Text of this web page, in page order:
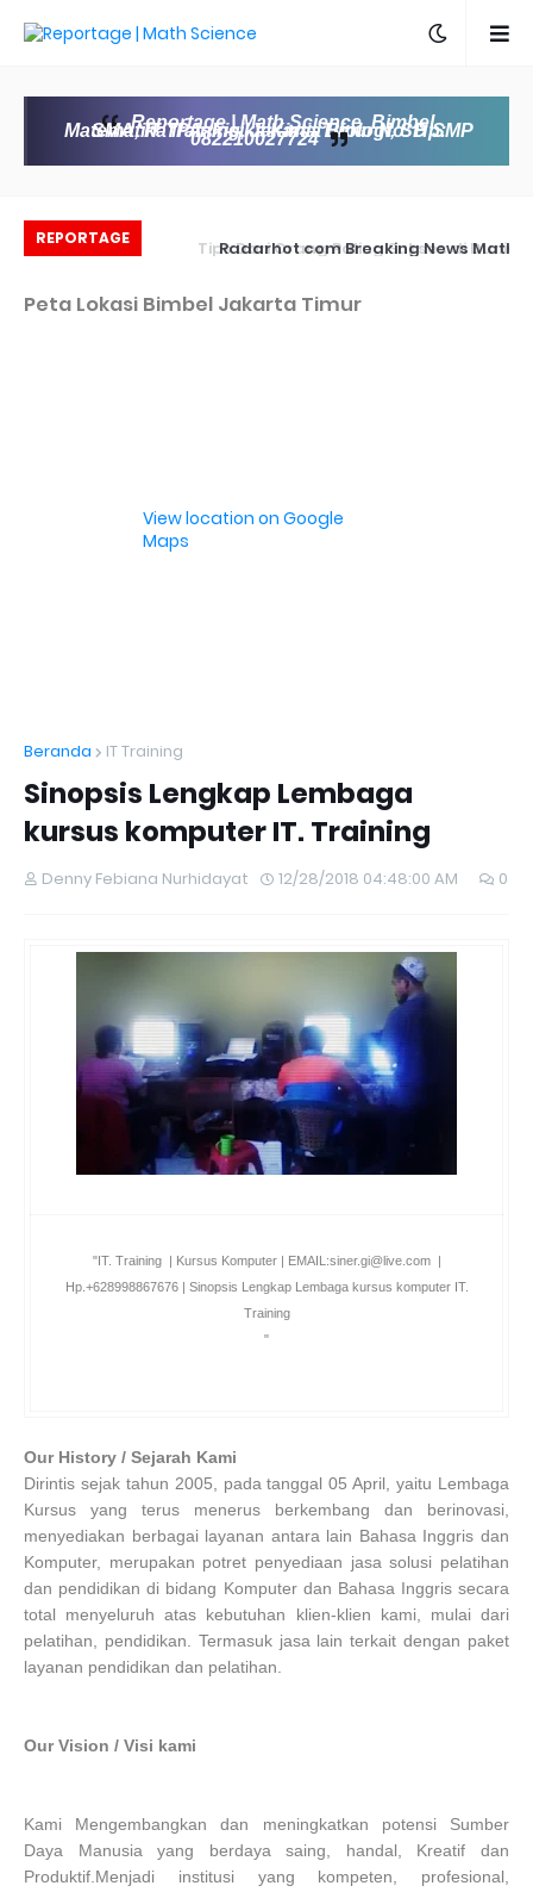
Reportage | Math Science, Bimbel
Matematika IPA, Fisika Kimia Biologi, SD SMP SMA, IT Training, Jakarta Timur No. Hp:
082210027724
REPORTAGE
Radarhot com Breaking News Math
dan Akhlak
Peta Lokasi Bimbel Jakarta Timur
View location on Google
Maps
Beranda IT Training
Sinopsis Lengkap Lembaga
kursus komputer IT. Training
Denny Febiana Nurhidayat 12/28/2018 04:48:00 AM 0
"IT. Training | Kursus Komputer | EMAIL:siner.gi@live.com |
Hp.+628998867676 | Sinopsis Lengkap Lembaga kursus komputer IT.
Training
"
Our History / Sejarah Kami
Dirintis sejak tahun 2005, pada tanggal 05 April, yaitu Lembaga
Kursus yang terus menerus berkembang dan berinovasi,
menyediakan berbagai layanan antara lain Bahasa Inggris dan
Komputer, merupakan potret penyediaan jasa solusi pelatihan
dan pendidikan di bidang Komputer dan Bahasa Inggris secara
total menyeluruh atas kebutuhan klien-klien kami, mulai dari
pelatihan, pendidikan. Termasuk jasa lain terkait dengan paket
layanan pendidikan dan pelatihan.
Our Vision / Visi kami
Kami Mengembangkan dan meningkatkan potensi Sumber
Daya Manusia yang berdaya saing, handal, Kreatif dan
Produktif.Menjadi institusi yang kompeten, profesional,